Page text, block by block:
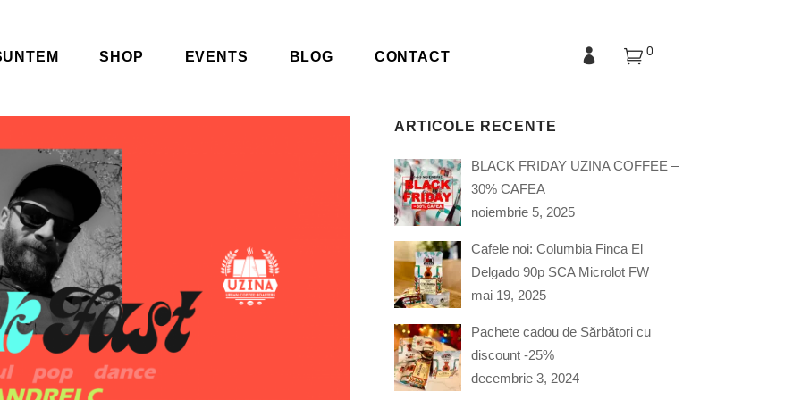
SHOP EVENTS BLOG CONTACT 0
ARTICOLE RECENTE
BLACK FRIDAY UZINA COFFEE –
30% CAFEA
noiembrie 5, 2025
Cafele noi: Columbia Finca El
Delgado 90p SCA Microlot FW
mai 19, 2025
Pachete cadou de Sărbători cu
discount -25%
decembrie 3, 2024